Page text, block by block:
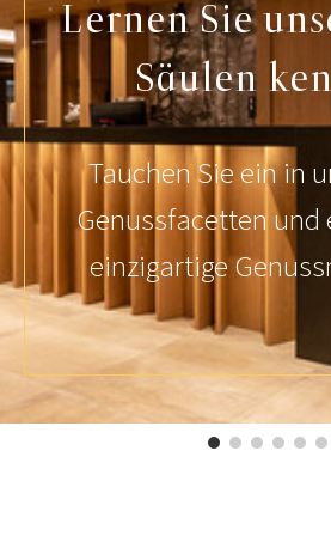
Lernen Sie
Säulen
Tauchen Sie ein in
Genussfacetten und
einzigartige